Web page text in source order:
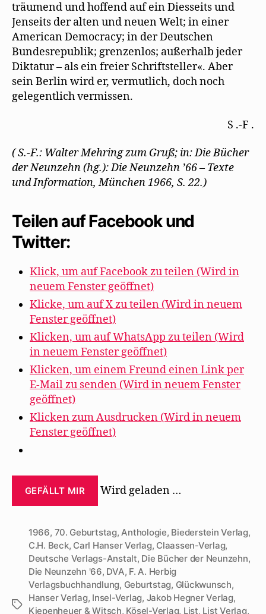
träumend und hoffend auf ein Diesseits und
Jenseits der alten und neuen Welt; in einer
American Democracy; in der Deutschen
Bundesrepublik; grenzenlos; außerhalb jeder
Diktatur – als ein freier Schriftsteller«. Aber
sein Berlin wird er, vermutlich, doch noch
gelegentlich vermissen.
S .-F .
( S.-F.: Walter Mehring zum Gruß; in: Die Bücher
der Neunzehn (hg.): Die Neunzehn ’66 – Texte
und Information, München 1966, S. 22.)
Teilen auf Facebook und
Twitter:
Klick, um auf Facebook zu teilen (Wird in
neuem Fenster geöffnet)
Klicke, um auf X zu teilen (Wird in neuem
Fenster geöffnet)
Klicken, um auf WhatsApp zu teilen (Wird
in neuem Fenster geöffnet)
Klicken, um einem Freund einen Link per
E-Mail zu senden (Wird in neuem Fenster
geöffnet)
Klicken zum Ausdrucken (Wird in neuem
Fenster geöffnet)
GEFÄLLT MIR Wird geladen …
Schlagwörter
1966, 70. Geburtstag,Anthologie, Biederstein Verlag,
C.H. Beck, Carl Hanser Verlag, Claassen-Verlag,
Deutsche Verlags-Anstalt, Die Bücher der Neunzehn,
Die Neunzehn '66, DVA, F. A. Herbig
Verlagsbuchhandlung, Geburtstag, Glückwunsch,
Hanser Verlag, Insel-Verlag, Jakob Hegner Verlag,
Kiepenheuer & Witsch, Kösel-Verlag, List, List Verlag,